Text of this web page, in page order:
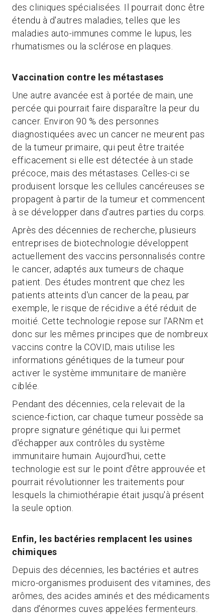
des cliniques spécialisées. Il pourrait donc être
étendu à d'autres maladies, telles que les
maladies auto-immunes comme le lupus, les
rhumatismes ou la sclérose en plaques.
Vaccination contre les métastases
Une autre avancée est à portée de main, une
percée qui pourrait faire disparaître la peur du
cancer. Environ 90 % des personnes
diagnostiquées avec un cancer ne meurent pas
de la tumeur primaire, qui peut être traitée
efficacement si elle est détectée à un stade
précoce, mais des métastases. Celles-ci se
produisent lorsque les cellules cancéreuses se
propagent à partir de la tumeur et commencent
à se développer dans d'autres parties du corps.
Après des décennies de recherche, plusieurs
entreprises de biotechnologie développent
actuellement des vaccins personnalisés contre
le cancer, adaptés aux tumeurs de chaque
patient. Des études montrent que chez les
patients atteints d'un cancer de la peau, par
exemple, le risque de récidive a été réduit de
moitié. Cette technologie repose sur l'ARNm et
donc sur les mêmes principes que de nombreux
vaccins contre la COVID, mais utilise les
informations génétiques de la tumeur pour
activer le système immunitaire de manière
ciblée.
Pendant des décennies, cela relevait de la
science-fiction, car chaque tumeur possède sa
propre signature génétique qui lui permet
d'échapper aux contrôles du système
immunitaire humain. Aujourd'hui, cette
technologie est sur le point d'être approuvée et
pourrait révolutionner les traitements pour
lesquels la chimiothérapie était jusqu'à présent
la seule option.
Enfin, les bactéries remplacent les usines
chimiques
Depuis des décennies, les bactéries et autres
micro-organismes produisent des vitamines, des
arômes, des acides aminés et des médicaments
dans d'énormes cuves appelées fermenteurs.